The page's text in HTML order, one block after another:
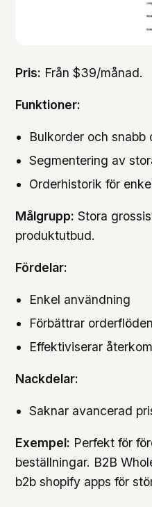
Pris: Från $39/månad.
Funktioner:
Bulkorder och snabb
Segmentering av
Orderhistorik för
Målgrupp: Stora
produktutbud.
Fördelar:
Enkel användning
Förbättrar orderflöden
Effektiviserar
Nackdelar:
Saknar avancerad
Exempel: Perfekt för
beställningar. B2B
b2b shopify apps för